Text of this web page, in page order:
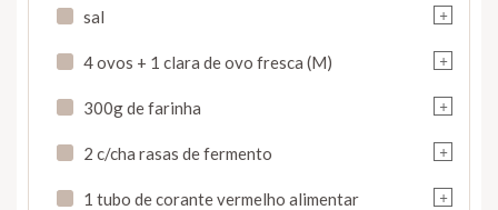
+
sal
+
4 ovos + 1 clara de ovo fresca (M)
+
300g de farinha
+
2 c/cha rasas de fermento
+
1 tubo de corante vermelho alimentar